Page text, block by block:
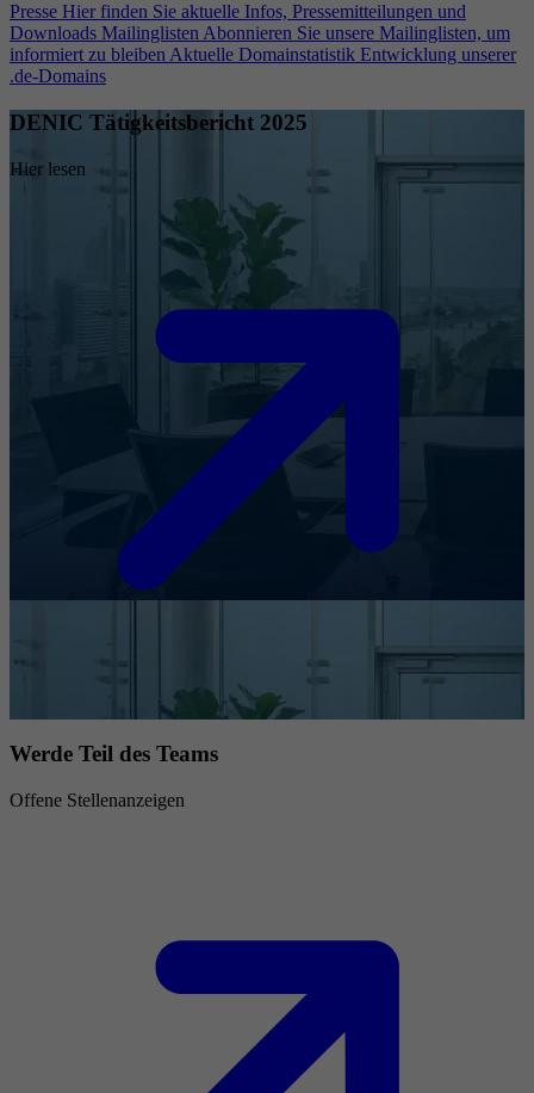
Presse Hier finden Sie aktuelle Infos, Pressemitteilungen und
Downloads Mailinglisten Abonnieren Sie unsere Mailinglisten, um
informiert zu bleiben Aktuelle Domainstatistik Entwicklung unserer
.de-Domains
DENIC Tätigkeitsbericht 2025
Hier lesen
Werde Teil des Teams
Offene Stellenanzeigen